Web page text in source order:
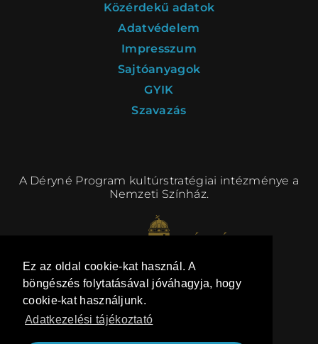
Ez az oldal cookie-kat használ. A
böngészés folytatásával jóváhagyja, hogy
cookie-kat használjunk.
Adatkezelési tájékoztató
Közérdekű adatok
Adatvédelem
Impresszum
Sajtóanyagok
GYIK
Szavazás
A Déryné Program kultúrstratégiai intézménye a
Nemzeti Színház.